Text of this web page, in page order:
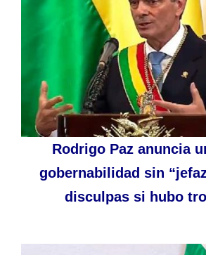
Rodrigo Paz anuncia
gobernabilidad sin
disculpas si hubo